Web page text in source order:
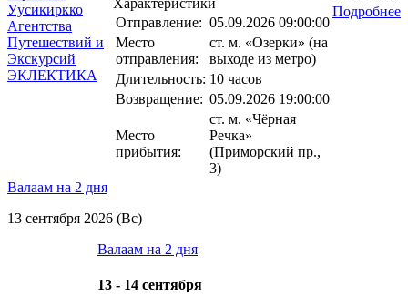
Отправление: 05.09.2026 09:00:00
Место
отправления:
ст. м. «Озерки» (на
выходе из метро)
Длительность: 10 часов
Возвращение: 05.09.2026 19:00:00
Место
прибытия:
ст. м. «Чёрная
Речка»
(Приморский пр.,
3)
Подробнее
Валаам на 2 дня
13 сентября 2026 (Вс)
Валаам на 2 дня
13 - 14 сентября